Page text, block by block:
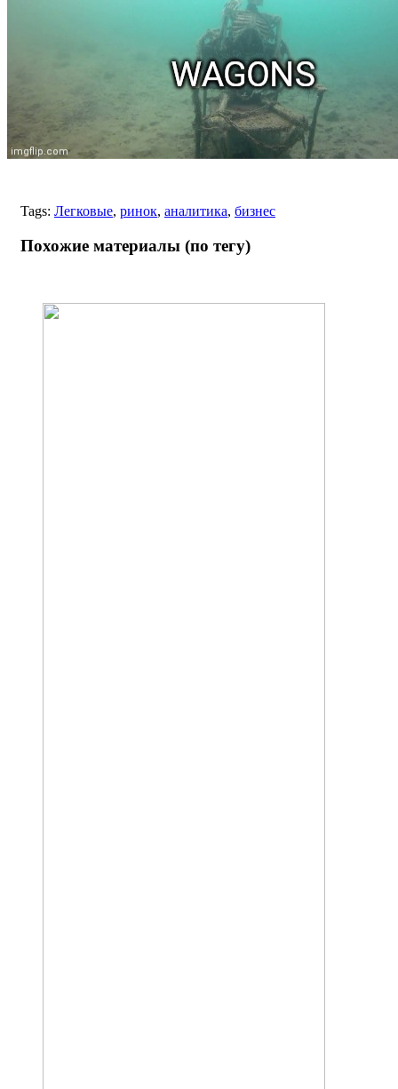
Tags: Легковые, ринок, аналитика, бизнес
Похожие материалы (по тегу)